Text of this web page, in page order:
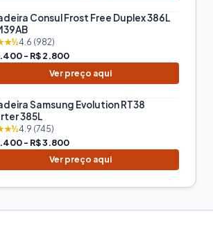
Consul Frost Free Duplex 386L
4.6 (982)
- R$ 2.800
Ver preço aqui
Samsung Evolution RT38
385L
4.9 (745)
- R$ 3.800
Ver preço aqui